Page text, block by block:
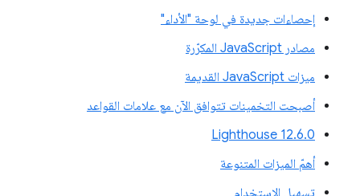
إحصاءات جديدة في لوحة "الأداء"
مصادر JavaScript المكرّرة
ميزات JavaScript القديمة
أصبحت التخمينات تتوافق الآن مع علامات القواعد
‫Lighthouse 12.6.0
أهمّ الميزات المتنوعة